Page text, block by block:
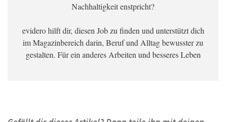
Nachhaltigkeit enstpricht?
evidero hilft dir, diesen Job zu finden und unterstützt dich
im Magazinbereich darin, Beruf und Alltag bewusster zu
gestalten. Für ein anderes Arbeiten und besseres Leben